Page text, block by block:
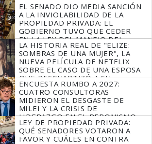
EL SENADO DIO MEDIA SANCIÓN
A LA INVIOLABILIDAD DE LA
PROPIEDAD PRIVADA: EL
GOBIERNO TUVO QUE CEDER
EN LA LEY DEL MANEJO DEL
FUEGO
LA HISTORIA REAL DE "ELIZE:
SOMBRAS DE UNA MUJER", LA
NUEVA PELÍCULA DE NETFLIX
SOBRE EL CASO DE UNA ESPOSA
QUE DESCUARTIZÓ A SU
MARIDO
ENCUESTA RUMBO A 2027:
CUATRO CONSULTORAS
MIDIERON EL DESGASTE DE
MILEI Y LA CRISIS DE
LIDERAZGO EN EL PERONISMO
LEY DE PROPIEDAD PRIVADA:
QUÉ SENADORES VOTARON A
FAVOR Y CUÁLES EN CONTRA